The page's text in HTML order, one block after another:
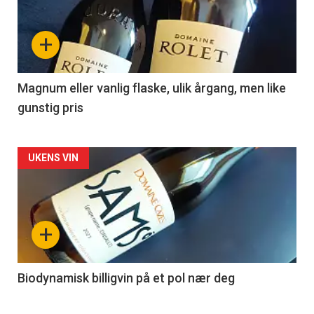
nå
3
+
Magnum eller vanlig flaske, ulik årgang, men like
gunstig pris
Forsiden
akkurat
nå
4
+
UKENS VIN
Biodynamisk billigvin på et pol nær deg